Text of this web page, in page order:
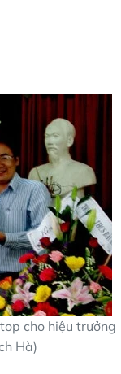
cho hiệu trưởng
Hà)